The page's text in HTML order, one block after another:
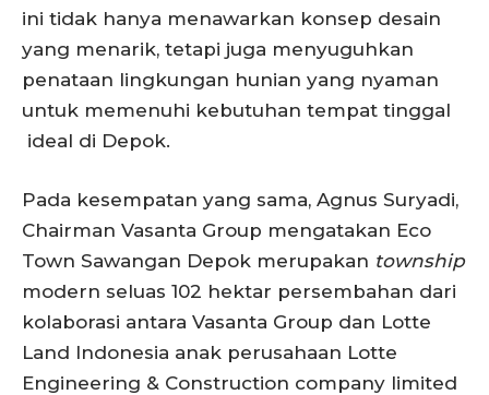
ini tidak hanya menawarkan konsep desain
yang menarik, tetapi juga menyuguhkan
penataan lingkungan hunian yang nyaman
untuk memenuhi kebutuhan tempat tinggal
ideal di Depok.
Pada kesempatan yang sama, Agnus Suryadi,
Chairman Vasanta Group mengatakan Eco
Town Sawangan Depok merupakan township
modern seluas 102 hektar persembahan dari
kolaborasi antara Vasanta Group dan Lotte
Land Indonesia anak perusahaan Lotte
Engineering & Construction company limited